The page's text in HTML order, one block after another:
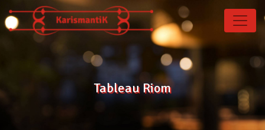
Panneau de gestion des cookies
Tableau Riom